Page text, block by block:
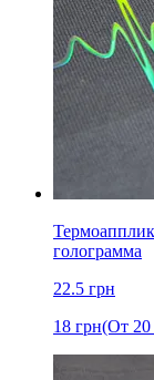
голограмма
22.5 грн
18 грн(От